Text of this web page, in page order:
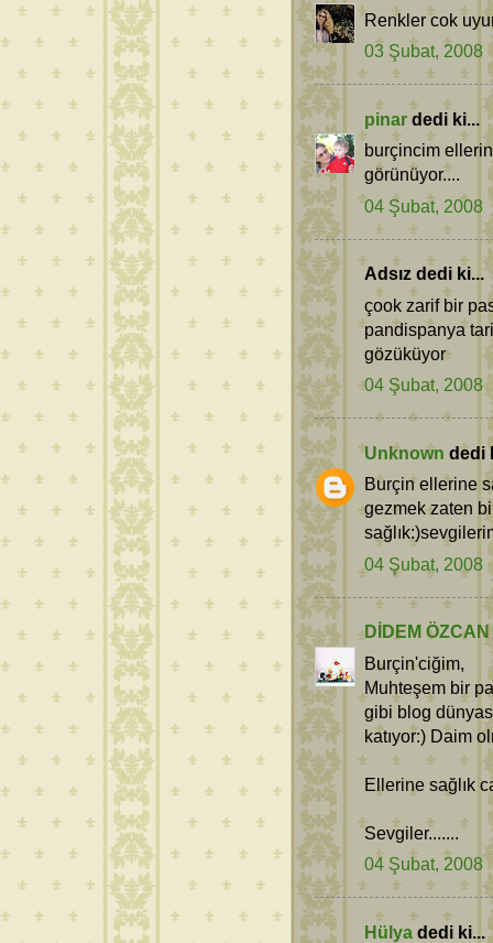
Renkler cok
03 Şubat, 2008
pinar dedi ki...
burçincim
görünüyor....
04 Şubat, 2008
Adsız dedi ki...
çook zarif bir
pandispanya
gözüküyor
04 Şubat, 2008
Unknown dedi
Burçin ellerine
gezmek zaten
04 Şubat, 2008
DİDEM ÖZCAN
Burçin'ciğim,
Muhteşem bir
gibi blog
katıyor:) Daim
Ellerine sağlık
Sevgiler.......
04 Şubat, 2008
Hülya dedi ki...